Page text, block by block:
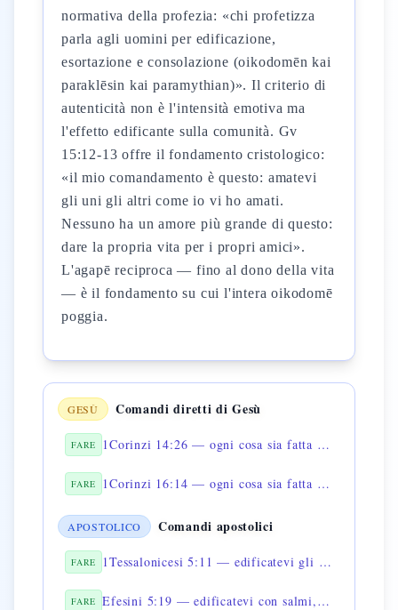
normativa della profezia: «chi profetizza
parla agli uomini per edificazione,
esortazione e consolazione (oikodomēn kai
paraklēsin kai paramythian)». Il criterio di
autenticità non è l'intensità emotiva ma
l'effetto edificante sulla comunità. Gv
15:12-13 offre il fondamento cristologico:
«il mio comandamento è questo: amatevi
gli uni gli altri come io vi ho amati.
Nessuno ha un amore più grande di questo:
dare la propria vita per i propri amici».
L'agapē reciproca — fino al dono della vita
— è il fondamento su cui l'intera oikodomē
poggia.
GESÙ Comandi diretti di Gesù
FARE 1Corinzi 14:26 — ogni cosa sia fatta per edificazione
FARE 1Corinzi 16:14 — ogni cosa sia fatta con amore
APOSTOLICO Comandi apostolici
FARE 1Tessalonicesi 5:11 — edificatevi gli uni gli altri
FARE Efesini 5:19 — edificatevi con salmi, inni e canti